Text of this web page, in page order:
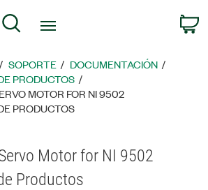
Búsqueda
SOPORTE
DOCUMENTACIÓN
PRODUCTOS
MOTOR FOR NI 9502
PRODUCTOS
Motor for NI 9502
Productos